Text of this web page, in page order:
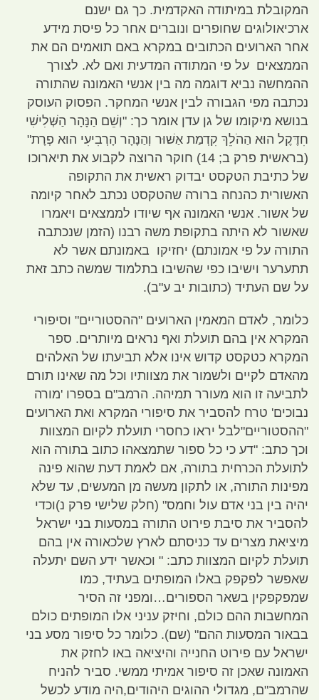
המקובלת במיתודה האקדמית. כך גם ישנם
ארכיאולוגים שחופרים ונוברים אחר כל פיסת מידע
אחר הארועים הכתובים במקרא באם תואמים הם את
הממצאים על פי המתודה המדעית ואם לא. לצורך
ההמחשה נביא דוגמה מה בין אנשי האמונה שהתורה
נכתבה מפי הגבורה לבין אנשי המחקר. הפסוק העוסק
בנושא מיקומו של גן עדן אומר כך: "וְשֵׁם הַנָּהָר הַשְּׁלִישִׁי
חִדֶּקֶל הוּא הַהֹלֵךְ קִדְמַת אַשּׁוּר וְהַנָּהָר הָרְבִיעִי הוּא פְרָת"
(בראשית פרק ב; 14)
חוקר הרוצה לקבוע את תיארוכו
של כתיבת הטקסט יבדוק ראשית את התקופה
האשורית כהנחה ברורה שהטקסט נכתב לאחר קיומה
של אשור. אנשי האמונה אף שיודו לממצאים ויאמרו
שאשור לא היתה בתקופת משה רבנו (הזמן שנכתבה
התורה על פי אמונתם) יחזיקו באמונתם אשר לא
תתערער וישיבו כפי שהשיבו בתלמוד שמשה כתב זאת
על שם העתיד (כתובות יב ע"ב).
כלומר, לאדם המאמין הארועים "ההסטוריים" וסיפורי
המקרא אין בהם תועלת ואף נראים מיותרים. ספר
המקרא כטקסט קדוש אינו אלא תביעתו של האלהים
מהאדם לקיים ולשמור את מצוותיו וכל מה שאינו תורם
לתביעה זו הוא מעורר תמיהה. הרמב"ם בספרו 'מורה
נבוכים' טרח להסביר את סיפורי המקרא ואת הארועים
"ההסטוריים"לבל יראו כחסרי תועלת לקיום המצוות
וכך כתב: "דע כי כל ספור שתמצאהו כתוב בתורה הוא
לתועלת הכרחית בתורה, אם לאמת דעת שהוא פינה
מפינות התורה, או לתקון מעשה מן המעשים, עד שלא
יהיה בין בני אדם עול וחמס" (חלק שלישי פרק נ)וכדי
להסביר את סיבת פירוט התורה במסעות בני ישראל
מיציאת מצרים עד כניסתם לארץ שלכאורה אין בהם
תועלת לקיום המצוות כתב: " וכאשר ידע השם יתעלה
שאפשר לפקפק באלו המופתים בעתיד, כמו
שמפקפקין בשאר הספורים…ומפני זה הסיר
המחשבות ההם כולם, וחיזק עניני אלו המופתים כולם
בבאור המסעות ההם" (שם). כלומר כל סיפור מסע בני
ישראל עם פירוט החנייה והיציאה באו לחזק את
האמונה שאכן זה סיפור אמיתי ממשי. סביר להניח
שהרמב"ם, מגדולי ההוגים היהודים,היה מודע לכשל